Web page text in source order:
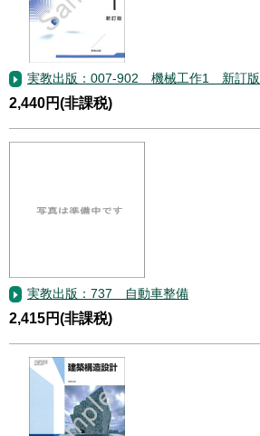
実教出版：007-902 機械工作1 新訂版
2,440円(非課税)
実教出版：737 自動車整備
2,415円(非課税)